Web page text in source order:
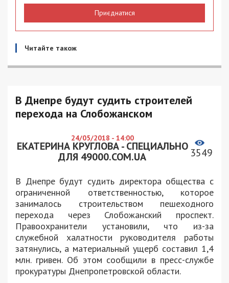
Приєднатися
Читайте також
В Днепре будут судить строителей
перехода на Слобожанском
24/05/2018 - 14:00
ЕКАТЕРИНА КРУГЛОВА - СПЕЦИАЛЬНО
ДЛЯ 49000.COM.UA
3549
В Днепре будут судить директора общества с
ограниченной ответственностью, которое
занималось строительством пешеходного
перехода через Слобожанский проспект.
Правоохранители установили, что из-за
служебной халатности руководителя работы
затянулись, а материальный ущерб составил 1,4
млн. гривен. Об этом сообщили в пресс-службе
прокуратуры Днепропетровской области.